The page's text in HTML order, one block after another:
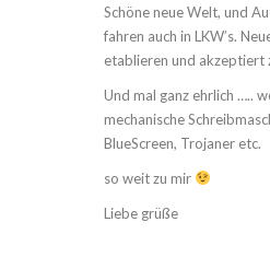
Schöne neue Welt, und
fahren auch in LKW’s.
etablieren und akzeptiert
Und mal ganz ehrlich …..
mechanische
BlueScreen, Trojaner etc.
so weit zu mir
Liebe grüße